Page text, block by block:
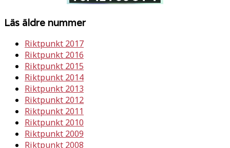
Läs äldre nummer
Riktpunkt 2017
Riktpunkt 2016
Riktpunkt 2015
Riktpunkt 2014
Riktpunkt 2013
Riktpunkt 2012
Riktpunkt 2011
Riktpunkt 2010
Riktpunkt 2009
Riktpunkt 2008